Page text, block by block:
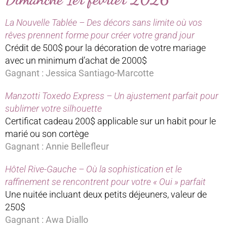
La Nouvelle Tablée – Des décors sans limite où vos
rêves prennent forme pour créer votre grand jour
Crédit de 500$ pour la décoration de votre mariage
avec un minimum d’achat de 2000$
Gagnant : Jessica Santiago-Marcotte
Manzotti Toxedo Express – Un ajustement parfait pour
sublimer votre silhouette
Certificat cadeau 200$ applicable sur un habit pour le
marié ou son cortège
Gagnant : Annie Bellefleur
Hôtel Rive-Gauche – Où la sophistication et le
raffinement se rencontrent pour votre « Oui » parfait
Une nuitée incluant deux petits déjeuners, valeur de
250$
Gagnant : Awa Diallo